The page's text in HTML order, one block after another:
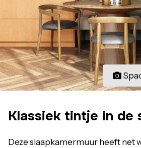
Klassiek tintje in de
Deze slaapkamermuur heeft net